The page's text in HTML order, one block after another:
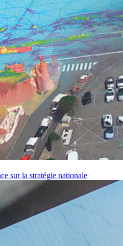
sur la stratégie nationale